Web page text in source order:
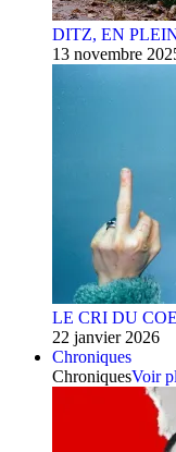
DITZ, EN
13 novembre
LE CRI DU
22 janvier 2026
Chroniques
ChroniquesVoir